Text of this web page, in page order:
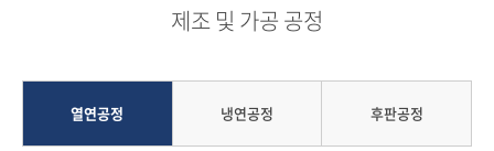
제조 및 가공 공정
열연공정 냉연공정 후판공정